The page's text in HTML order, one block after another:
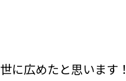
に広めたと思います！